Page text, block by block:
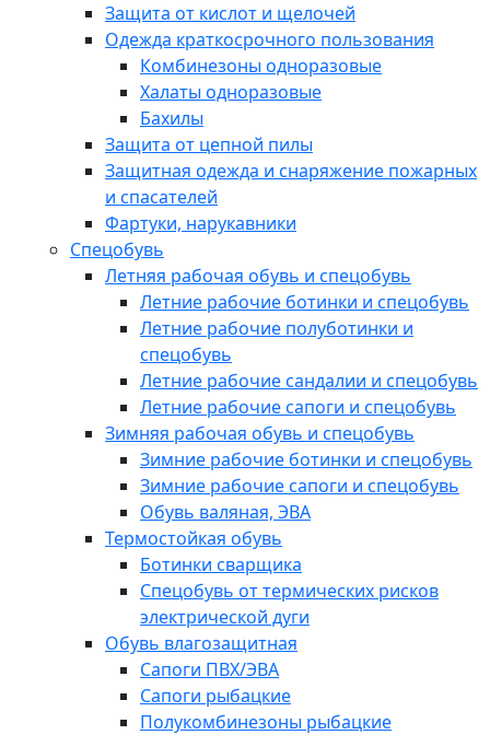
Защита от кислот и щелочей
Одежда краткосрочного пользования
Комбинезоны одноразовые
Халаты одноразовые
Бахилы
Защита от цепной пилы
Защитная одежда и снаряжение пожарных
и спасателей
Фартуки, нарукавники
Спецобувь
Летняя рабочая обувь и спецобувь
Летние рабочие ботинки и спецобувь
Летние рабочие полуботинки и
спецобувь
Летние рабочие сандалии и спецобувь
Летние рабочие сапоги и спецобувь
Зимняя рабочая обувь и спецобувь
Зимние рабочие ботинки и спецобувь
Зимние рабочие сапоги и спецобувь
Обувь валяная, ЭВА
Термостойкая обувь
Ботинки сварщика
Спецобувь от термических рисков
электрической дуги
Обувь влагозащитная
Сапоги ПВХ/ЭВА
Сапоги рыбацкие
Полукомбинезоны рыбацкие